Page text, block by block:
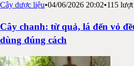
Cây dược liệu•04/06/2026 20:02•115 lượt
Cây chanh: từ quả, lá đến vỏ
dùng đúng cách